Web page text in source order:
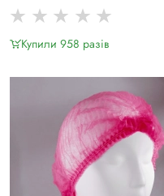
Купили 958 разiв